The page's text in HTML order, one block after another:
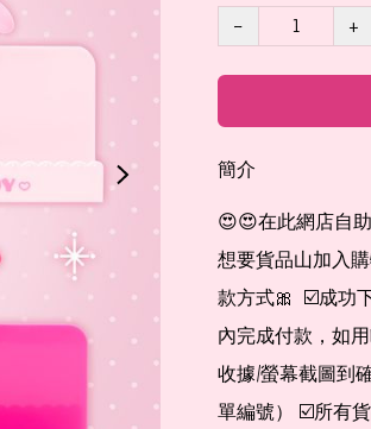
−
+
簡介
😍😍在此網店自助
想要貨品山加入購
款方式🎀  ☑️成功
內完成付款，如
收據/螢幕截圖到
單編號） ☑️所有